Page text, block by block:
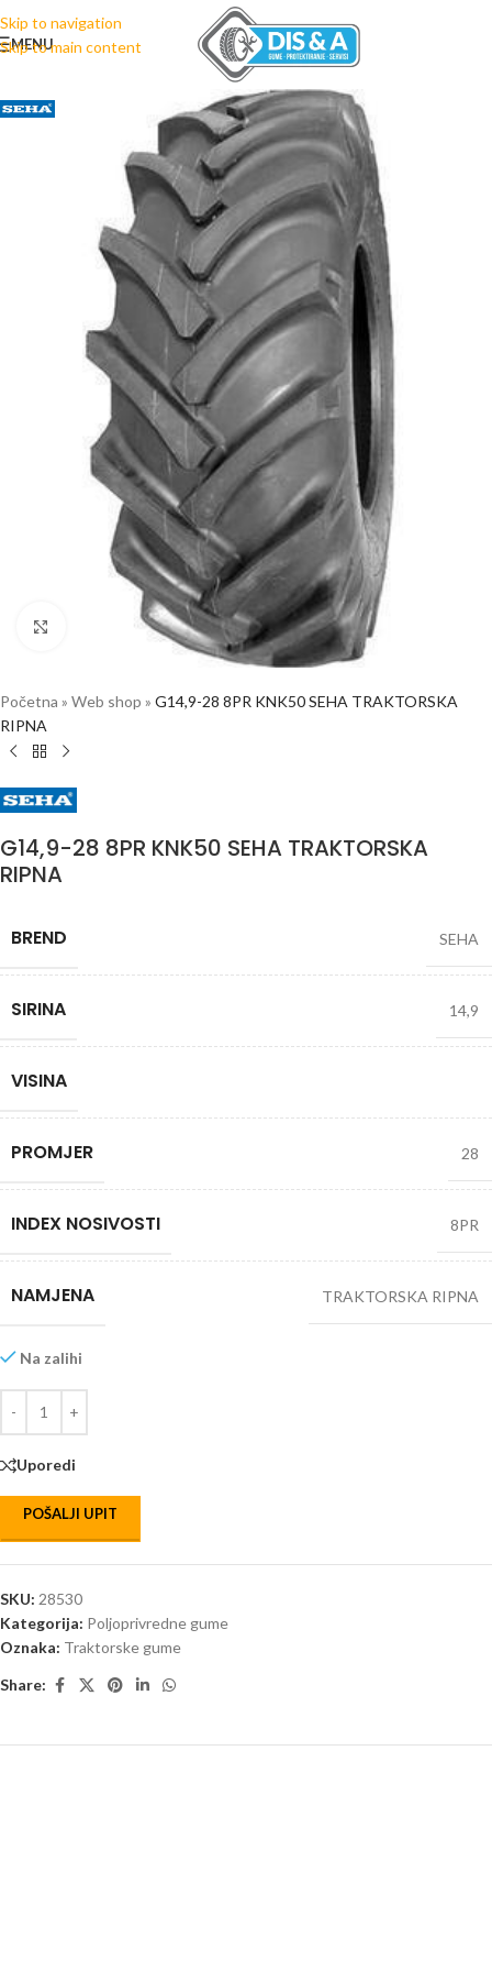
Skip to navigation
Skip to main content
MENU
Click to enlarge
Početna » Web shop » G14,9-28 8PR KNK50 SEHA TRAKTORSKA
RIPNA
G14,9-28 8PR KNK50 SEHA TRAKTORSKA
RIPNA
BREND SEHA
SIRINA 14,9
VISINA
PROMJER 28
INDEX NOSIVOSTI 8PR
NAMJENA TRAKTORSKA RIPNA
Na zalihi
Uporedi
POŠALJI UPIT
SKU: 28530
Kategorija: Poljoprivredne gume
Oznaka: Traktorske gume
Share: